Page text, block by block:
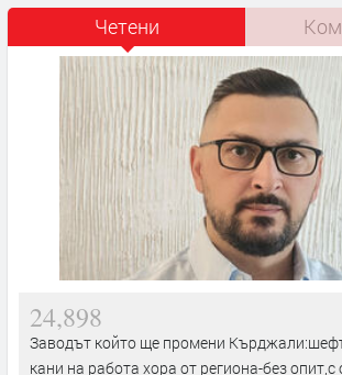
Четени
24,898
Заводът който ще промени
кани на работа хора от региона-без опит,с